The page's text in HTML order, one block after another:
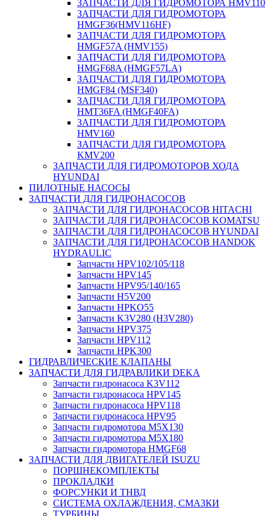
ЗАПЧАСТИ ДЛЯ ГИДРОМОТОРА HMV110
ЗАПЧАСТИ ДЛЯ ГИДРОМОТОРА
HMGF36(HMV116HF)
ЗАПЧАСТИ ДЛЯ ГИДРОМОТОРА
HMGF57A (HMV155)
ЗАПЧАСТИ ДЛЯ ГИДРОМОТОРА
HMGF68A (HMGF57LA)
ЗАПЧАСТИ ДЛЯ ГИДРОМОТОРА
HMGF84 (MSF340)
ЗАПЧАСТИ ДЛЯ ГИДРОМОТОРА
HMT36FA (HMGF40FA)
ЗАПЧАСТИ ДЛЯ ГИДРОМОТОРА
HMV160
ЗАПЧАСТИ ДЛЯ ГИДРОМОТОРА
KMV200
ЗАПЧАСТИ ДЛЯ ГИДРОМОТОРОВ ХОДА
HYUNDAI
ПИЛОТНЫЕ НАСОСЫ
ЗАПЧАСТИ ДЛЯ ГИДРОНАСОСОВ
ЗАПЧАСТИ ДЛЯ ГИДРОНАСОСОВ HITACHI
ЗАПЧАСТИ ДЛЯ ГИДРОНАСОСОВ KOMATSU
ЗАПЧАСТИ ДЛЯ ГИДРОНАСОСОВ HYUNDAI
ЗАПЧАСТИ ДЛЯ ГИДРОНАСОСОВ HANDOK
HYDRAULIC
Запчасти HPV102/105/118
Запчасти HPV145
Запчасти HPV95/140/165
Запчасти H5V200
Запчасти HPKO55
Запчасти K3V280 (H3V280)
Запчасти HPV375
Запчасти HPV112
Запчасти HPK300
ГИДРАВЛИЧЕСКИЕ КЛАПАНЫ
ЗАПЧАСТИ ДЛЯ ГИДРАВЛИКИ DEKA
Запчасти гидронасоса K3V112
Запчасти гидронасоса HPV145
Запчасти гидронасоса HPV118
Запчасти гидронасоса HPV95
Запчасти гидромотора M5X130
Запчасти гидромотора M5X180
Запчасти гидромотора HMGF68
ЗАПЧАСТИ ДЛЯ ДВИГАТЕЛЕЙ ISUZU
ПОРШНЕКОМПЛЕКТЫ
ПРОКЛАДКИ
ФОРСУНКИ И ТНВД
СИСТЕМА ОХЛАЖДЕНИЯ, СМАЗКИ
ТУРБИНЫ